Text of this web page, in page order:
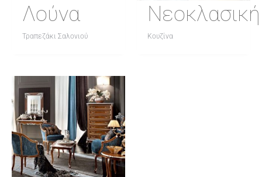
Λούνα
Τραπεζάκι Σαλονιού
Νεοκλασική
Κουζίνα